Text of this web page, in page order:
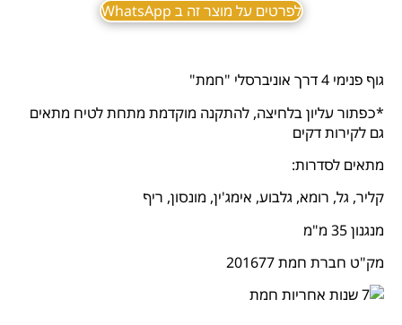
לפרטים על מוצר זה ב WhatsApp
גוף פנימי 4 דרך אוניברסלי "חמת"
*כפתור עליון בלחיצה, להתקנה מוקדמת מתחת לטיח מתאים
גם לקירות דקים
מתאים לסדרות:
קליר, גל, רומא, גלבוע, אימג'ין, מונסון, ריף
מנגנון 35 מ"מ
מק"ט חברת חמת 201677